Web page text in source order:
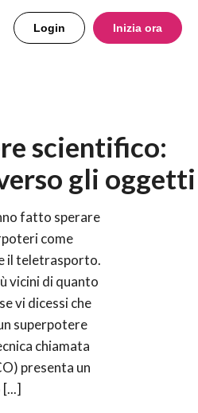
Login Inizia ora
scientifico:
gli oggetti
fatto sperare
come
il teletrasporto.
vicini di quanto
vi dicessi che
superpotere
chiamata
presenta un